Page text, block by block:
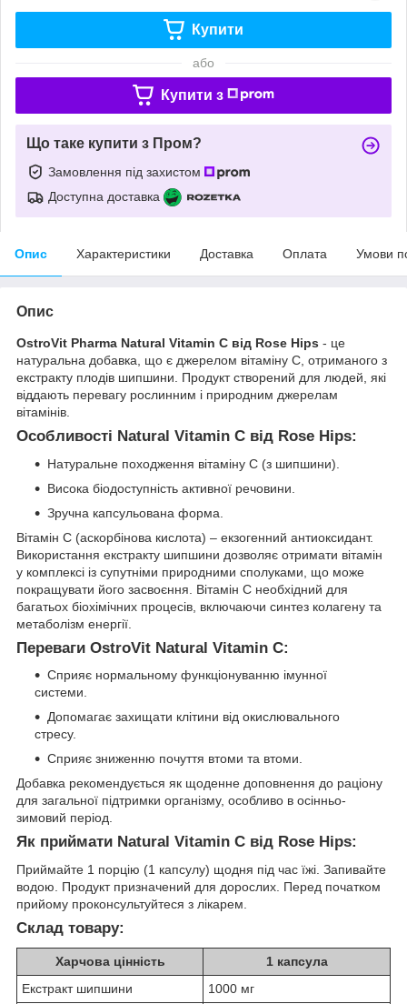
Купити
або
Купити з
Що таке купити з Пром?
Замовлення під захистом
Доступна доставка
Опис Характеристики Доставка Оплата Умови
Опис
OstroVit Pharma Natural Vitamin C від Rose Hips - це
натуральна добавка, що є джерелом вітаміну С, отриманого з
екстракту плодів шипшини. Продукт створений для людей, які
віддають перевагу рослинним і природним джерелам
вітамінів.
Особливості Natural Vitamin C від Rose Hips:
Натуральне походження вітаміну С (з шипшини).
Висока біодоступність активної речовини.
Зручна капсульована форма.
Вітамін С (аскорбінова кислота) – екзогенний антиоксидант.
Використання екстракту шипшини дозволяє отримати вітамін
у комплексі із супутніми природними сполуками, що може
покращувати його засвоєння. Вітамін С необхідний для
багатьох біохімічних процесів, включаючи синтез колагену та
метаболізм енергії.
Переваги OstroVit Natural Vitamin C:
Сприяє нормальному функціонуванню імунної
системи.
Допомагає захищати клітини від окислювального
стресу.
Сприяє зниженню почуття втоми та втоми.
Добавка рекомендується як щоденне доповнення до раціону
для загальної підтримки організму, особливо в осінньо-
зимовий період.
Як приймати Natural Vitamin C від Rose Hips:
Приймайте 1 порцію (1 капсулу) щодня під час їжі. Запивайте
водою. Продукт призначений для дорослих. Перед початком
прийому проконсультуйтеся з лікарем.
Склад товару:
Харчова цінність
1 капсула
Екстракт шипшини
1000 мг